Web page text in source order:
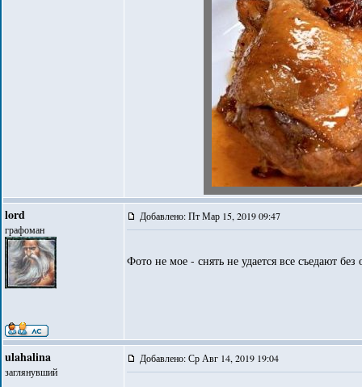
lord
графоман
Добавлено: Пт Мар 15, 2019 09:47
Фото не мое - снять не удается все съедают без
ulahalina
заглянувший
Добавлено: Ср Авг 14, 2019 19:04